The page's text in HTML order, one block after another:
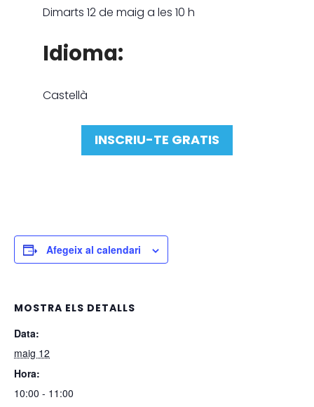
Dimarts 12 de maig a les 10 h
Idioma:
Castellà
INSCRIU-TE GRATIS
Afegeix al calendari
MOSTRA ELS DETALLS
Data:
maig 12
Hora:
10:00 - 11:00